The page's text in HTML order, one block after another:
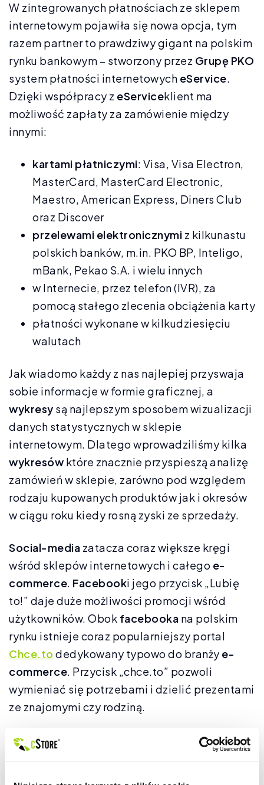
W zintegrowanych płatnościach ze sklepem
internetowym pojawiła się nowa opcja, tym
razem partner to prawdziwy gigant na polskim
rynku bankowym – stworzony przez Grupę PKO
system płatności internetowych eService.
Dzięki współpracy z eServiceklient ma
możliwość zapłaty za zamówienie między
innymi:
kartami płatniczymi: Visa, Visa Electron,
MasterCard, MasterCard Electronic,
Maestro, American Express, Diners Club
oraz Discover
przelewami elektronicznymi z kilkunastu
polskich banków, m.in. PKO BP, Inteligo,
mBank, Pekao S.A. i wielu innych
w Internecie, przez telefon (IVR), za
pomocą stałego zlecenia obciążenia karty
płatności wykonane w kilkudziesięciu
walutach
Jak wiadomo każdy z nas najlepiej przyswaja
sobie informacje w formie graficznej, a
wykresy są najlepszym sposobem wizualizacji
danych statystycznych w sklepie
internetowym. Dlatego wprowadziliśmy kilka
wykresów które znacznie przyspieszą analizę
zamówień w sklepie, zarówno pod względem
rodzaju kupowanych produktów jak i okresów
w ciągu roku kiedy rosną zyski ze sprzedaży.
Social-media zatacza coraz większe kręgi
wśród sklepów internetowych i całego e-
commerce. Facebooki jego przycisk „Lubię
to!” daje duże możliwości promocji wśród
użytkowników. Obok facebooka na polskim
rynku istnieje coraz popularniejszy portal
Chce.to dedykowany typowo do branży e-
commerce. Przycisk „chce.to” pozwoli
wymieniać się potrzebami i dzielić prezentami
ze znajomymi czy rodziną.
W jednej z